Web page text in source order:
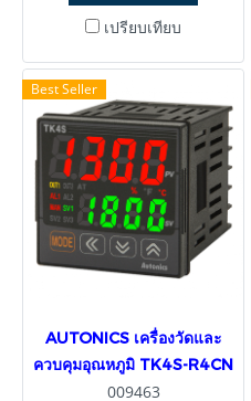
เปรียบเทียบ
Best Seller
AUTONICS เครื่องวัดและ
ควบคุมอุณหภูมิ TK4S-R4CN
009463